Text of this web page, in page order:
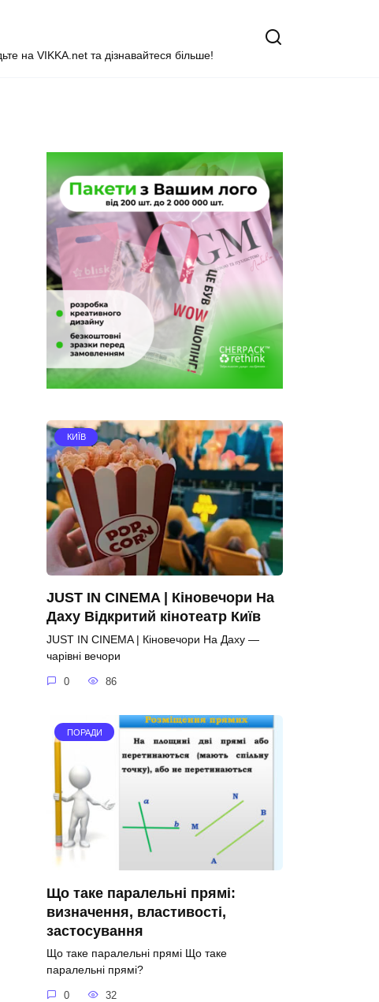
на VIKKA.net та дізнавайтеся більше!
КИЇВ
JUST IN CINEMA | Кіновечори На
Даху Відкритий кінотеатр Київ
JUST IN CINEMA | Кіновечори На Даху —
чарівні вечори
0 86
ПОРАДИ
Що таке паралельні прямі:
визначення, властивості,
застосування
Що таке паралельні прямі Що таке
паралельні прямі?
0 32